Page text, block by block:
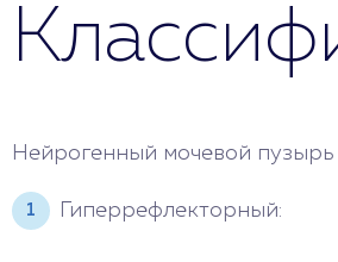
Нейрогенный мочевой
Гиперрефлекторный: